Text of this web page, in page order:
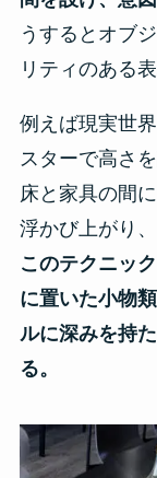
うするとオブ
リティのある
例えば現実世
スターで高さ
床と家具の間
浮かび上がり
このテクニッ
に置いた小物
ルに深みを持
る。